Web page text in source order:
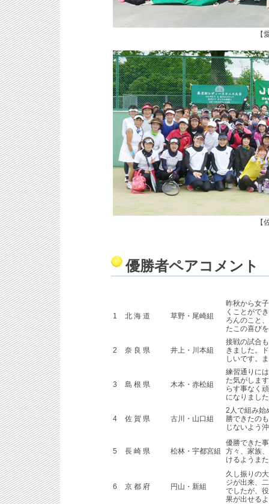
【
【
優勝者ペアコメント
1 北 海 道 草野・尾崎組
昨秋から女
くことがで
ろんのこと
たこの喜び
2 奈 良 県 井上・川本組
接戦の試合
きました。
しいです。
3 島 根 県 木本・赤松組
練習通りに
た気がしま
らす事なく
になりまし
4 佐 賀 県 古川・山口組
2人で組み始
勝できたの
じないよう
5 長 崎 県 松林・宇都宮組
優勝できた
方々、家族
けるようま
6 京 都 府 円山・新組
久し振りの
ジが出来、
でしたが、
果が出せる